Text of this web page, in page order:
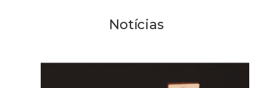
Notícias